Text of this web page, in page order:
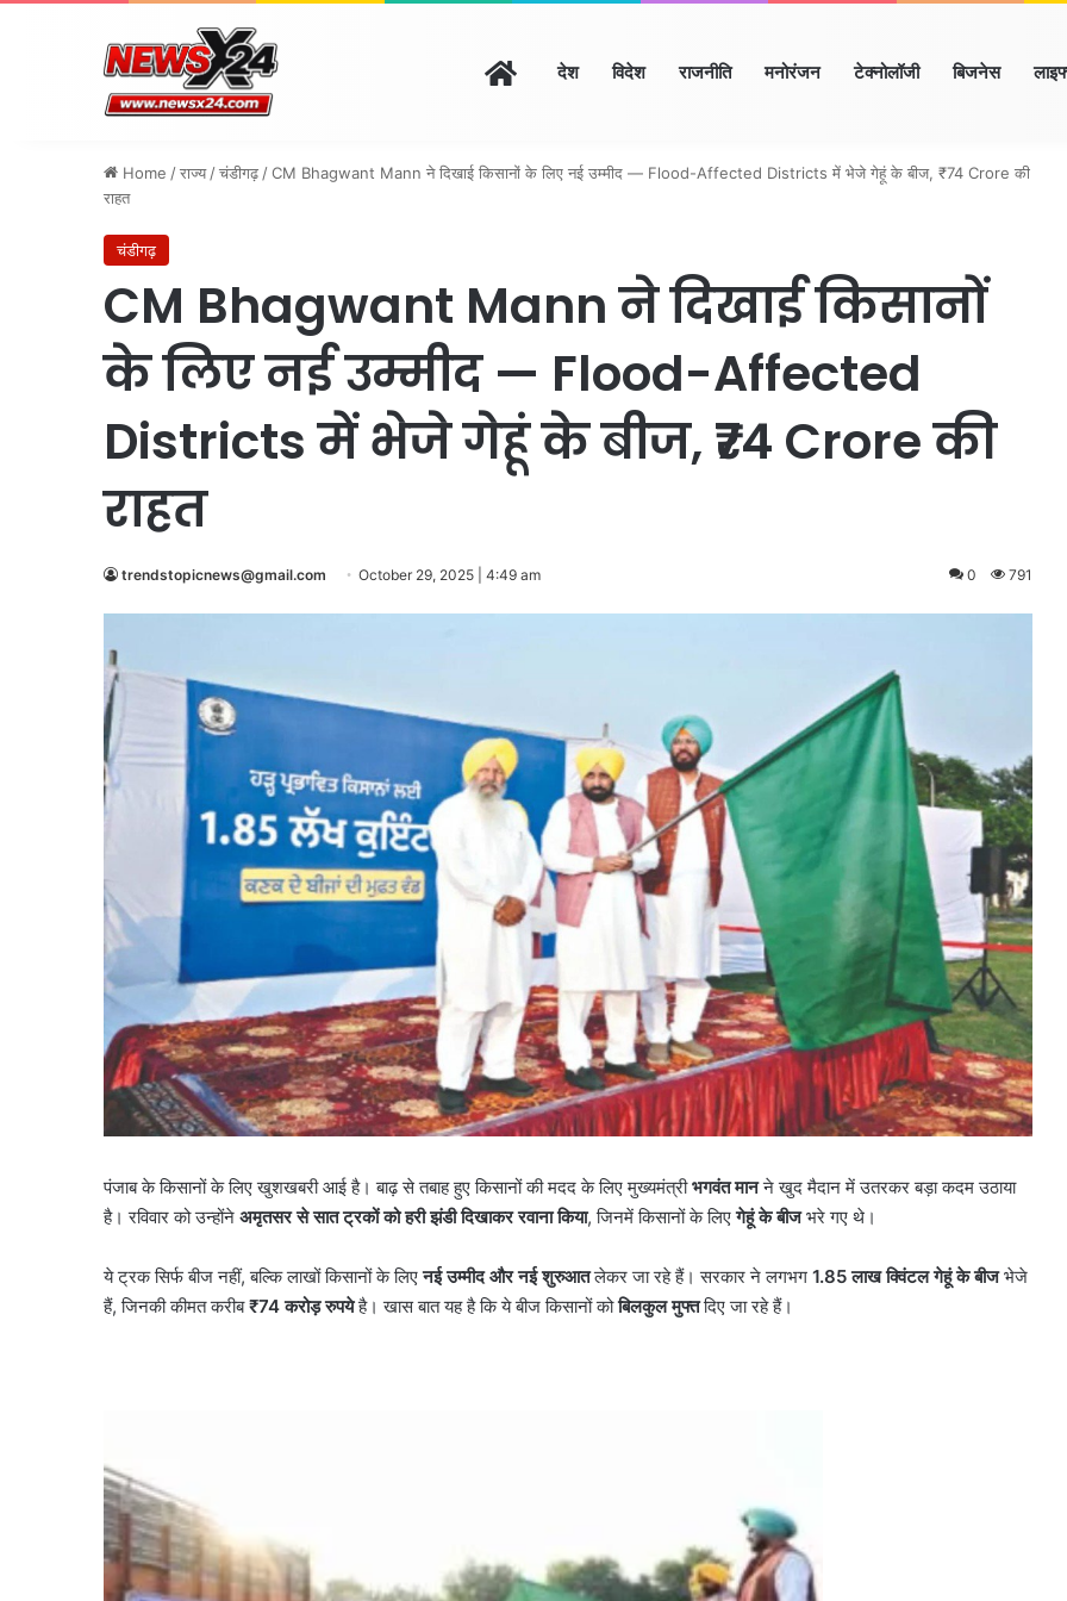
Homeदेश विदेश राजनीति मनोरंजन टेक्नोलॉजी बिजनेस
August 7, 2026 | 4:58 am
Home /राज्य /चंडीगढ़ /CM Bhagwant Mann ने दिखाई किसानों के लिए नई उम्मीद — Flood-Affected Districts में भेजे गेहूं के बीज, ₹74 Crore की
राहत
चंडीगढ़
CM Bhagwant Mann ने दिखाई किसानों
के लिए नई उम्मीद — Flood-Affected
Districts में भेजे गेहूं के बीज, ₹74 Crore की
राहत
trendstopicnews@gmail.com October 29, 2025 | 4:49 am 0 791
पंजाब के किसानों के लिए खुशखबरी आई है। बाढ़ से तबाह हुए किसानों की मदद के लिए मुख्यमंत्रीभगवंत मानने खुद मैदान में उतरकर बड़ा कदम उठाया
है। रविवार को उन्होंने अमृतसर से सात ट्रकों को हरी झंडी दिखाकर रवाना किया, जिनमें किसानों के लिएगेहूं के बीजभरे गए थे।
ये ट्रक सिर्फ बीज नहीं, बल्कि लाखों किसानों के लिएनई उम्मीद और नई शुरुआतलेकर जा रहे हैं। सरकार ने लगभग 1.85लाख क्विंटल गेहूं के बीजभेजे
हैं, जिनकी कीमत करीब₹74करोड़ रुपयेहै। खास बात यह है कि ये बीज किसानों कोबिलकुल मुफ्तदिए जा रहे हैं।